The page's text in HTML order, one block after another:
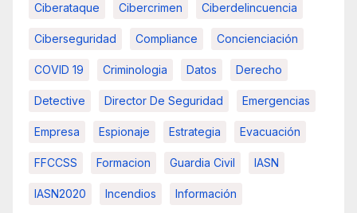
Ciberataque Cibercrimen Ciberdelincuencia
Ciberseguridad Compliance Concienciación
COVID 19 Criminologia Datos Derecho
Detective Director De Seguridad Emergencias
Empresa Espionaje Estrategia Evacuación
FFCCSS Formacion Guardia Civil IASN
IASN2020 Incendios Información